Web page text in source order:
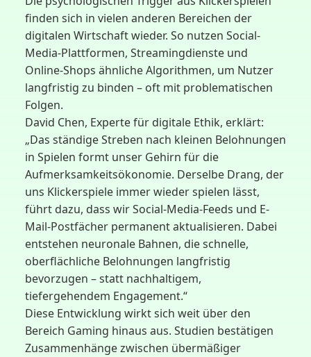
finden sich in vielen anderen Bereichen der
digitalen Wirtschaft wieder. So nutzen Social-
Media-Plattformen, Streamingdienste und
Online-Shops ähnliche Algorithmen, um Nutzer
langfristig zu binden – oft mit problematischen
Folgen.
David Chen, Experte für digitale Ethik, erklärt:
„Das ständige Streben nach kleinen Belohnungen
in Spielen formt unser Gehirn für die
Aufmerksamkeitsökonomie. Derselbe Drang, der
uns Klickerspiele immer wieder spielen lässt,
führt dazu, dass wir Social-Media-Feeds und E-
Mail-Postfächer permanent aktualisieren. Dabei
entstehen neuronale Bahnen, die schnelle,
oberflächliche Belohnungen langfristig
bevorzugen – statt nachhaltigem,
tiefergehendem Engagement.“
Diese Entwicklung wirkt sich weit über den
Bereich Gaming hinaus aus. Studien bestätigen
Zusammenhänge zwischen übermäßiger